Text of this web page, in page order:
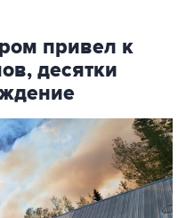
привел к
десятки